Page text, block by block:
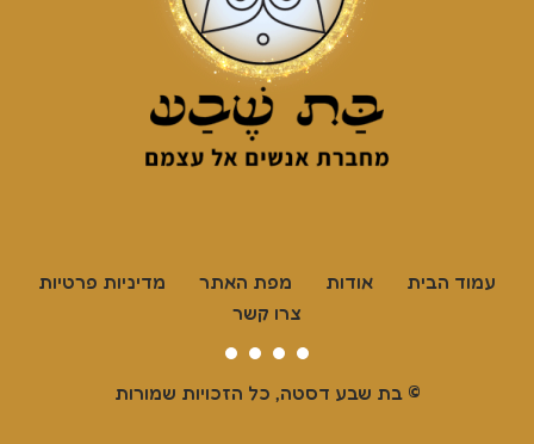
עמוד הבית אודות מפת האתר
מדיניות פרטיות
צרו קשר
© בת שבע דסטה, כל הזכויות שמורות